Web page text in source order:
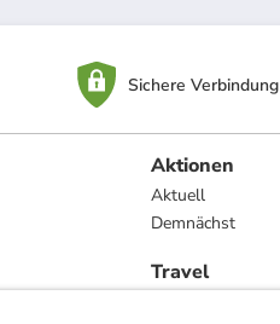
Sichere Verbindung
Aktionen
Aktuell
Demnächst
Travel